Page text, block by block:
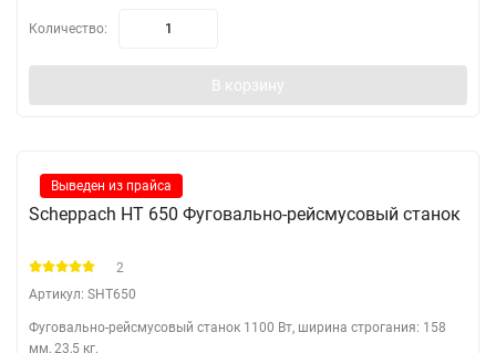
Количество:
В корзину
Выведен из прайса
Scheppach НТ 650 Фуговально-рейсмусовый станок
2
Артикул: SНТ650
Фуговально-рейсмусовый станок 1100 Вт, ширина строгания: 158
мм, 23,5 кг.